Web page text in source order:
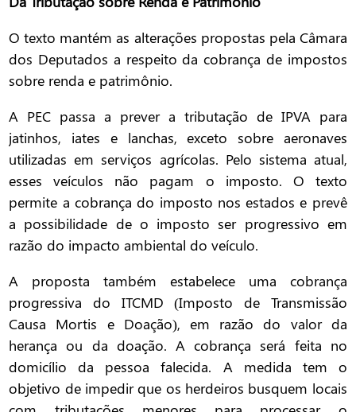
O texto mantém as alterações propostas pela Câmara
dos Deputados a respeito da cobrança de impostos
sobre renda e patrimônio.
A PEC passa a prever a tributação de IPVA para
jatinhos, iates e lanchas, exceto sobre aeronaves
utilizadas em serviços agrícolas. Pelo sistema atual,
esses veículos não pagam o imposto. O texto
permite a cobrança do imposto nos estados e prevê
a possibilidade de o imposto ser progressivo em
razão do impacto ambiental do veículo.
A proposta também estabelece uma cobrança
progressiva do ITCMD (Imposto de Transmissão
Causa Mortis e Doação), em razão do valor da
herança ou da doação. A cobrança será feita no
domicílio da pessoa falecida. A medida tem o
objetivo de impedir que os herdeiros busquem locais